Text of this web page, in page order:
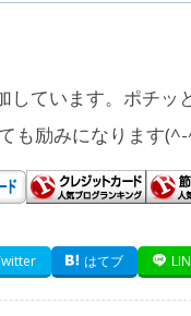
しています。ポチッ
も励みになります
はてブ